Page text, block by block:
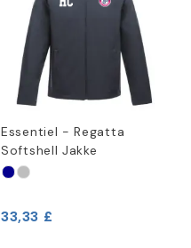
Essentiel - Regatta
Softshell Jakke
33,33 £